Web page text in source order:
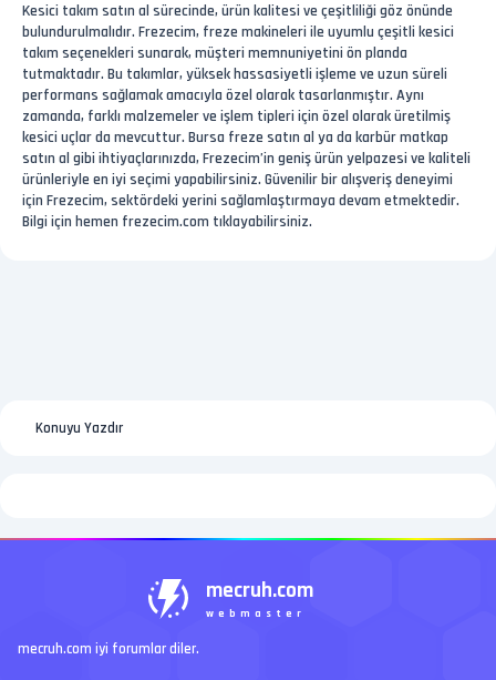
Kesici takım satın al sürecinde, ürün kalitesi ve çeşitliliği göz önünde
bulundurulmalıdır. Frezecim, freze makineleri ile uyumlu çeşitli kesici
takım seçenekleri sunarak, müşteri memnuniyetini ön planda
tutmaktadır. Bu takımlar, yüksek hassasiyetli işleme ve uzun süreli
performans sağlamak amacıyla özel olarak tasarlanmıştır. Aynı
zamanda, farklı malzemeler ve işlem tipleri için özel olarak üretilmiş
kesici uçlar da mevcuttur. Bursa freze satın al ya da karbür matkap
satın al gibi ihtiyaçlarınızda, Frezecim’in geniş ürün yelpazesi ve kaliteli
ürünleriyle en iyi seçimi yapabilirsiniz. Güvenilir bir alışveriş deneyimi
için Frezecim, sektördeki yerini sağlamlaştırmaya devam etmektedir.
Bilgi için hemen frezecim.com tıklayabilirsiniz.
Konuyu Yazdır
mecruh.com
webmaster
mecruh.com iyi forumlar diler.